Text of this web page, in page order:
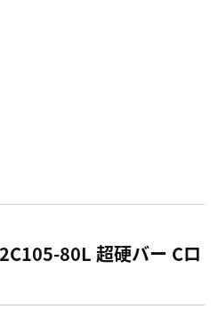
80L 超硬バー Cロ